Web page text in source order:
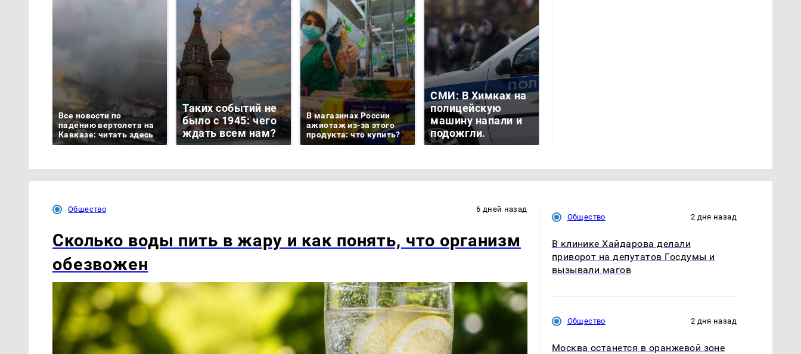
Все новости по
падению вертолета на
Кавказе: читать здесь
Таких событий не
было с 1945: чего
ждать всем нам?
В магазинах России
ажиотаж из-за этого
продукта: что купить?
СМИ: В Химках на
полицейскую
машину напали и
подожгли.
Общество 6 дней назад
Сколько воды пить в жару и как понять, что организм
обезвожен
Общество 2 дня назад
В клинике Хайдарова делали
приворот на депутатов Госдумы и
вызывали магов
Общество 2 дня назад
Москва останется в оранжевой зоне